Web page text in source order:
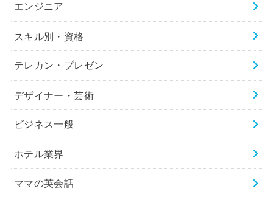
エンジニア
スキル別・資格
テレカン・プレゼン
デザイナー・芸術
ビジネス一般
ホテル業界
ママの英会話